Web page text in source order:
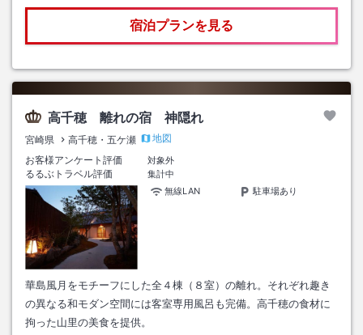
宿泊プランを見る
高千穂 離れの宿 神隠れ
宮崎県 高千穂・五ケ瀬
地図
お客様アンケート評価
対象外
るるぶトラベル評価
集計中
無線LAN
駐車場あり
華島風月をモチーフにした全４棟（８室）の離れ。それぞれ趣き
の異なる和モダン空間には客室専用風呂も完備。高千穂の食材に
拘った山里の美食を提供。